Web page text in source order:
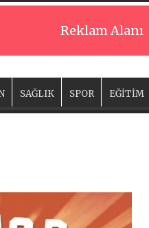
Reklam Alanı
SAĞLIK SPOR EĞİTİM